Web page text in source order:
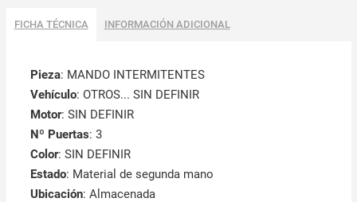
FICHA TÉCNICA INFORMACIÓN ADICIONAL
Pieza: MANDO INTERMITENTES
Vehículo: OTROS... SIN DEFINIR
Motor: SIN DEFINIR
Nº Puertas: 3
Color: SIN DEFINIR
Estado: Material de segunda mano
Ubicación: Almacenada